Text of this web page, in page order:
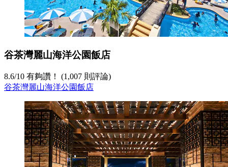
谷茶灣麗山海洋公園飯店
8.6/10 有夠讚！ (1,007 則評論)
谷茶灣麗山海洋公園飯店